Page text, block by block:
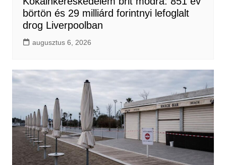
börtön és 29 milliárd forintnyi lefoglalt
drog Liverpoolban
augusztus 6, 2026